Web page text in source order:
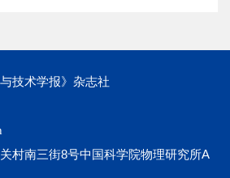
技术学报》杂志社
村南三街8号中国科学院物理研究所A